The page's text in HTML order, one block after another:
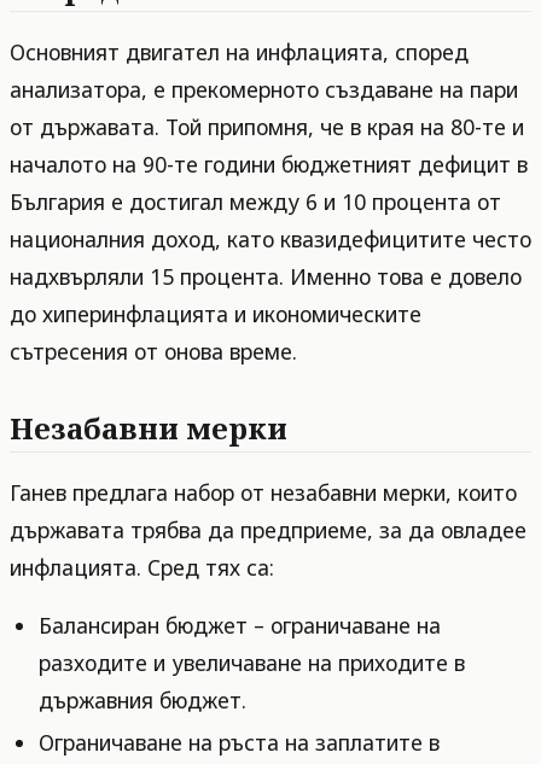
Основният двигател на инфлацията, според
анализатора, е прекомерното създаване на пари
от държавата. Той припомня, че в края на 80-те и
началото на 90-те години бюджетният дефицит в
България е достигал между 6 и 10 процента от
националния доход, като квазидефицитите често
надхвърляли 15 процента. Именно това е довело
до хиперинфлацията и икономическите
сътресения от онова време.
Незабавни мерки
Ганев предлага набор от незабавни мерки, които
държавата трябва да предприеме, за да овладее
инфлацията. Сред тях са:
Балансиран бюджет – ограничаване на
разходите и увеличаване на приходите в
държавния бюджет.
Ограничаване на ръста на заплатите в